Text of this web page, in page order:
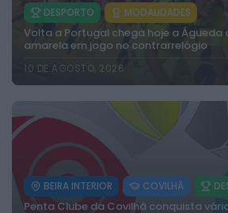
DESPORTO MODALIDADES
Volta a Portugal chega hoje a Águeda
amarela em jogo no contrarrelógio
10 DE AGOSTO, 2026
BEIRA INTERIOR COVILHÃ
Penta Clube da Covilhã conquista